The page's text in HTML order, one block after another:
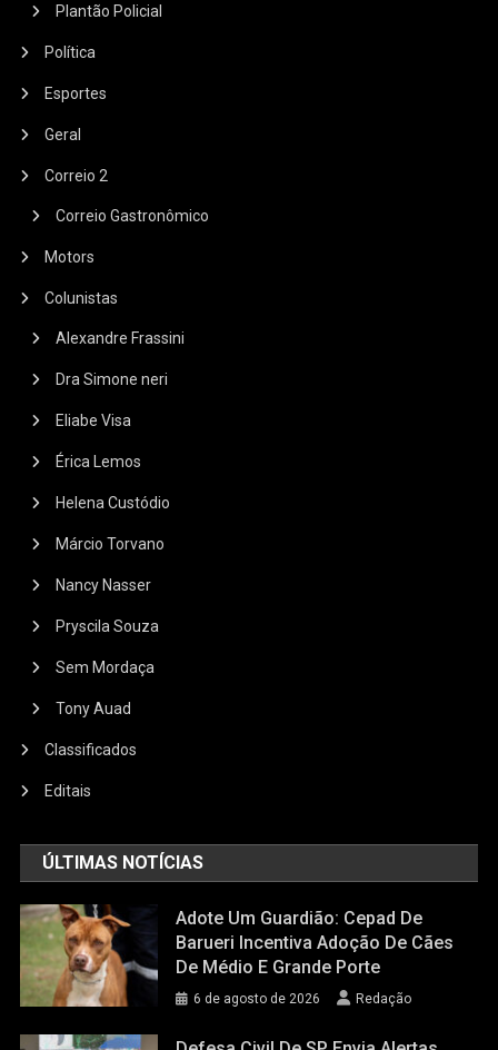
Plantão Policial
Política
Esportes
Geral
Correio 2
Correio Gastronômico
Motors
Colunistas
Alexandre Frassini
Dra Simone neri
Eliabe Visa
Érica Lemos
Helena Custódio
Márcio Torvano
Nancy Nasser
Pryscila Souza
Sem Mordaça
Tony Auad
Classificados
Editais
ÚLTIMAS NOTÍCIAS
Adote Um Guardião: Cepad De
Barueri Incentiva Adoção De Cães
De Médio E Grande Porte
6 de agosto de 2026 Redação